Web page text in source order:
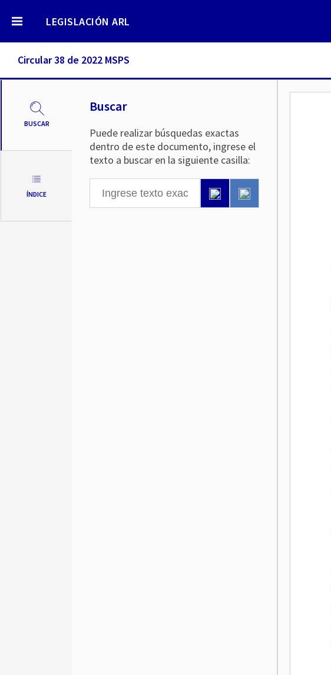
LEGISLACIÓN ARL
Circular 38 de 2022 MSPS
BUSCAR
ÍNDICE
Buscar
Puede realizar búsquedas exactas
dentro de este documento, ingrese el
texto a buscar en la siguiente casilla: